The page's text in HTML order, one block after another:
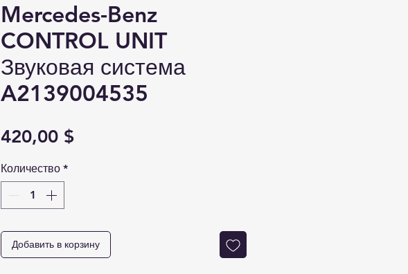
Mercedes-Benz
CONTROL UNIT
Звуковая система
A2139004535
420,00 $Цена
Количество *
Добавить в корзину